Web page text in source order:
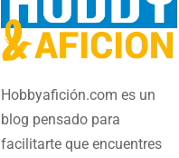
Hobbyafición.com es un
blog pensado para
facilitarte que encuentres